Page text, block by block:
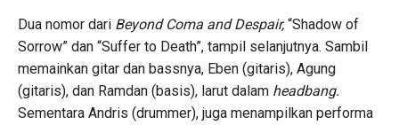
Dua nomor dari Beyond Coma and Despair,“Shadow of
Sorrow” dan “Suffer to Death”, tampil selanjutnya. Sambil
memainkan gitar dan bassnya, Eben (gitaris), Agung
(gitaris), dan Ramdan (basis), larut dalam headbang.
Sementara Andris (drummer), juga menampilkan performa